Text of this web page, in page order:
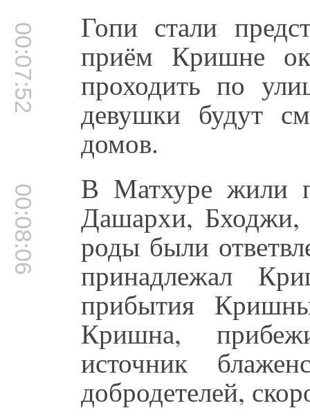
00:07:52 Гопи стали
приём Кришне
проходить по
девушки будут
домов.
00:08:06 В Матхуре жили
Дашархи, Бходжи,
роды были
принадлежал
прибытия
Кришна,
источник
добродетелей,